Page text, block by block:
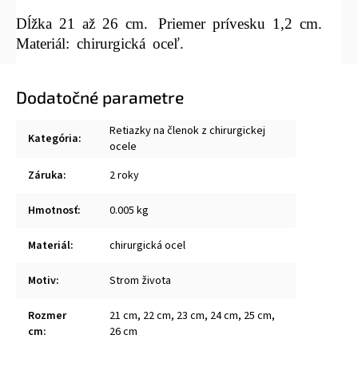
Dĺžka 21 až 26 cm.
Priemer prívesku 1,2 cm.
Materiál: chirurgická oceľ.
Dodatočné parametre
Kategória:
Retiazky na členok z chirurgickej
ocele
Záruka: 2 roky
Hmotnosť: 0.005 kg
Materiál: chirurgická ocel
Motiv: Strom života
Rozmer
cm:
21 cm, 22 cm, 23 cm, 24 cm, 25 cm,
26 cm